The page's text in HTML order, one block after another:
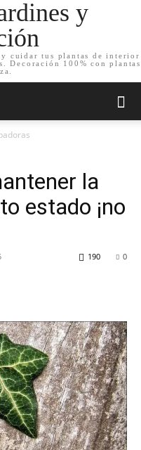
y
cuidar tus plantas de interior
Decoración 100% con plantas
la
estado ¡no
0
190